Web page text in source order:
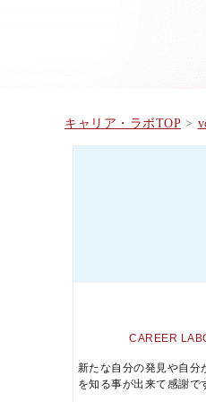
キャリア・ラボTOP
CAREER
新たな自分の発見や自分
を知る事が出来て感謝で